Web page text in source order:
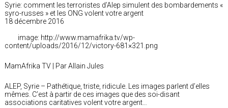
Syrie: comment les terroristes d’Alep simulent des bombardements «
syro-russes » et les ONG volent votre argent
18 décembre 2016
image: http://www.mamafrika.tv/wp-
content/uploads/2016/12/victory-681×321.png
MamAfrika TV | Par Allain Jules
ALEP, Syrie – Pathétique, triste, ridicule. Les images parlent d’elles
mêmes. C’est à partir de ces images que des soi-disant
associations caritatives volent votre argent…